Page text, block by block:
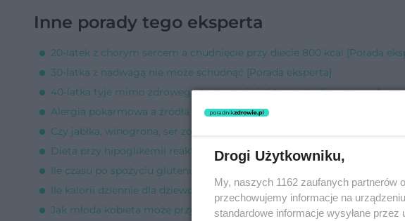
Inne porady tego eksperta
20-latek z chorym sercem a chudnięcie przy diecie 800 kcal [Porada
30-latka z nadwagą nie może schudnąć [Porada eksperta]
40-latka tyje mimo zdrowego trybu życia i aktywności fizycznej -
Alergia pokarmowa a źródła białka [Porada eksperta]
Czy jabłka, winogrona, ser żółty są dozwolone przy diecie glikemicznej?
Dieta przy hipoglikemii reaktywnej [Porada eksperta]
Ile czasu po spożyciu glutenu pojawiają się objawy celiakii? [Porada
Ile kalorii dziennie dla dziewczyny aktywnej fizycznie z ustaloną PPM?
Jak młoda kobieta może przytyć i zwiększyć mięśnie? [Porada eksperta]
Drogi Użytkowniku,
My, naszych 1162 zaufanych partnerów
przechowujemy informacje na
standardowe informacje wysyłane